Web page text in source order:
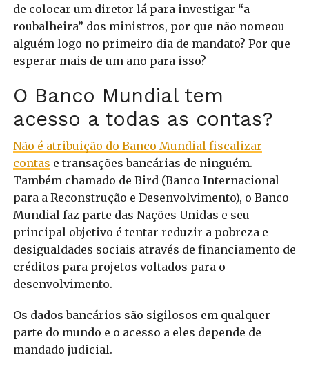
de colocar um diretor lá para investigar “a
roubalheira” dos ministros, por que não nomeou
alguém logo no primeiro dia de mandato? Por que
esperar mais de um ano para isso?
O Banco Mundial tem
acesso a todas as contas?
Não é atribuição do Banco Mundial fiscalizar
contas e transações bancárias de ninguém.
Também chamado de Bird (Banco Internacional
para a Reconstrução e Desenvolvimento), o Banco
Mundial faz parte das Nações Unidas e seu
principal objetivo é tentar reduzir a pobreza e
desigualdades sociais através de financiamento de
créditos para projetos voltados para o
desenvolvimento.
Os dados bancários são sigilosos em qualquer
parte do mundo e o acesso a eles depende de
mandado judicial.